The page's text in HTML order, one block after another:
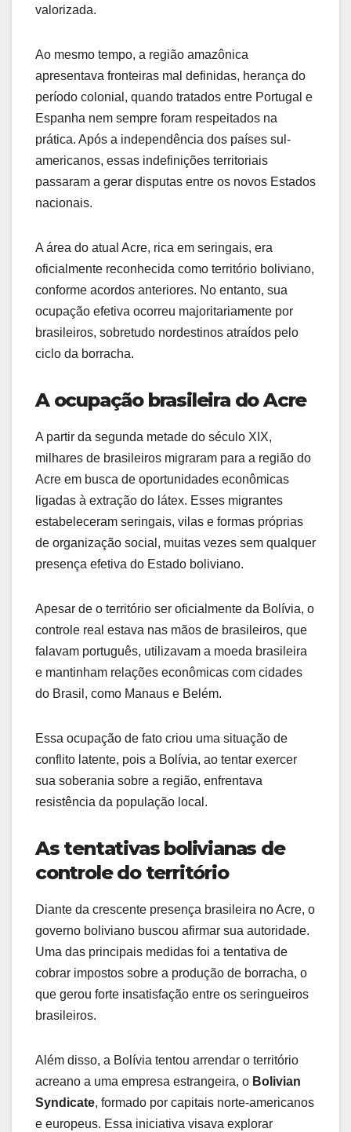
valorizada.
Ao mesmo tempo, a região amazônica
apresentava fronteiras mal definidas, herança do
período colonial, quando tratados entre Portugal e
Espanha nem sempre foram respeitados na
prática. Após a independência dos países sul-
americanos, essas indefinições territoriais
passaram a gerar disputas entre os novos Estados
nacionais.
A área do atual Acre, rica em seringais, era
oficialmente reconhecida como território boliviano,
conforme acordos anteriores. No entanto, sua
ocupação efetiva ocorreu majoritariamente por
brasileiros, sobretudo nordestinos atraídos pelo
ciclo da borracha.
A ocupação brasileira do Acre
A partir da segunda metade do século XIX,
milhares de brasileiros migraram para a região do
Acre em busca de oportunidades econômicas
ligadas à extração do látex. Esses migrantes
estabeleceram seringais, vilas e formas próprias
de organização social, muitas vezes sem qualquer
presença efetiva do Estado boliviano.
Apesar de o território ser oficialmente da Bolívia, o
controle real estava nas mãos de brasileiros, que
falavam português, utilizavam a moeda brasileira
e mantinham relações econômicas com cidades
do Brasil, como Manaus e Belém.
Essa ocupação de fato criou uma situação de
conflito latente, pois a Bolívia, ao tentar exercer
sua soberania sobre a região, enfrentava
resistência da população local.
As tentativas bolivianas de
controle do território
Diante da crescente presença brasileira no Acre, o
governo boliviano buscou afirmar sua autoridade.
Uma das principais medidas foi a tentativa de
cobrar impostos sobre a produção de borracha, o
que gerou forte insatisfação entre os seringueiros
brasileiros.
Além disso, a Bolívia tentou arrendar o território
acreano a uma empresa estrangeira, o Bolivian
Syndicate, formado por capitais norte-americanos
e europeus. Essa iniciativa visava explorar